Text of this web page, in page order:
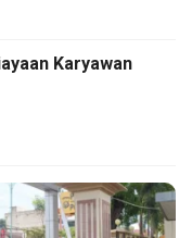
Karyawan